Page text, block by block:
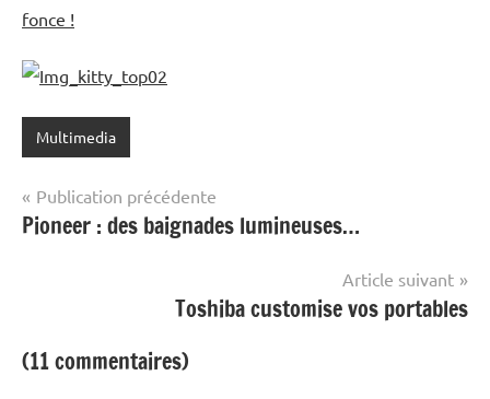
fonce !
Multimedia
Navigation
de
Publication précédente
Pioneer : des baignades lumineuses…
Article suivant
Toshiba customise vos portables
(11 commentaires)